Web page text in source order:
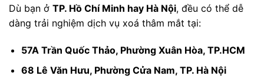
Dù bạn ở TP. Hồ Chí Minh hay Hà Nội, đều có thể dễ
dàng trải nghiệm dịch vụ xoá thâm mắt tại:
57A Trần Quốc Thảo, Phường Xuân Hòa, TP.HCM
68 Lê Văn Hưu, Phường Cửa Nam, TP. Hà Nội